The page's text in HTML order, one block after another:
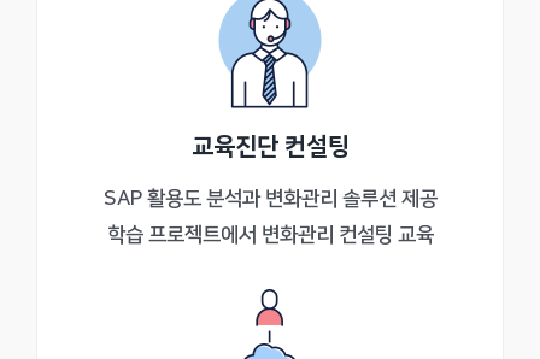
교육진단 컨설팅
SAP 활용도 분석과 변화관리 솔루션 제공
학습 프로젝트에서 변화관리 컨설팅 교육